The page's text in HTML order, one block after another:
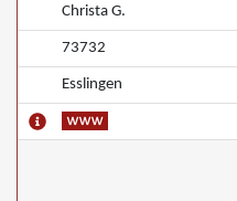
Christa G.
73732
Esslingen